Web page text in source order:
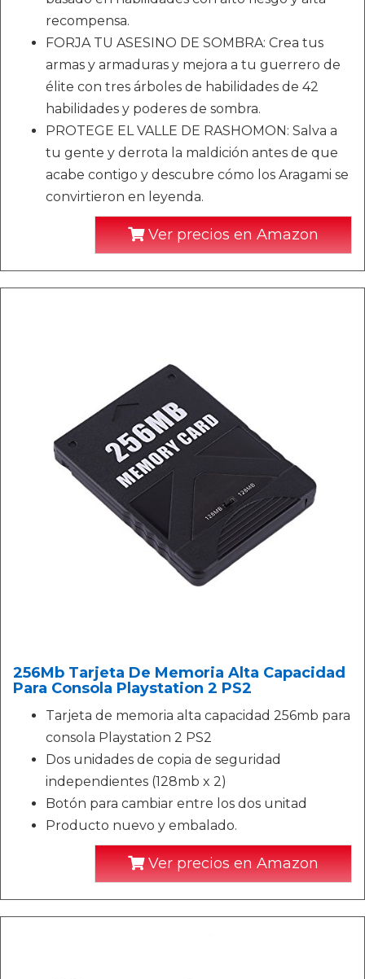
recompensa.
FORJA TU ASESINO DE SOMBRA: Crea tus
armas y armaduras y mejora a tu guerrero de
élite con tres árboles de habilidades de 42
habilidades y poderes de sombra.
PROTEGE EL VALLE DE RASHOMON: Salva a
tu gente y derrota la maldición antes de que
acabe contigo y descubre cómo los Aragami se
convirtieron en leyenda.
Ver precios en Amazon
256Mb Tarjeta De Memoria Alta Capacidad
Para Consola Playstation 2 PS2
Tarjeta de memoria alta capacidad 256mb para
consola Playstation 2 PS2
Dos unidades de copia de seguridad
independientes (128mb x 2)
Botón para cambiar entre los dos unitad
Producto nuevo y embalado.
Ver precios en Amazon